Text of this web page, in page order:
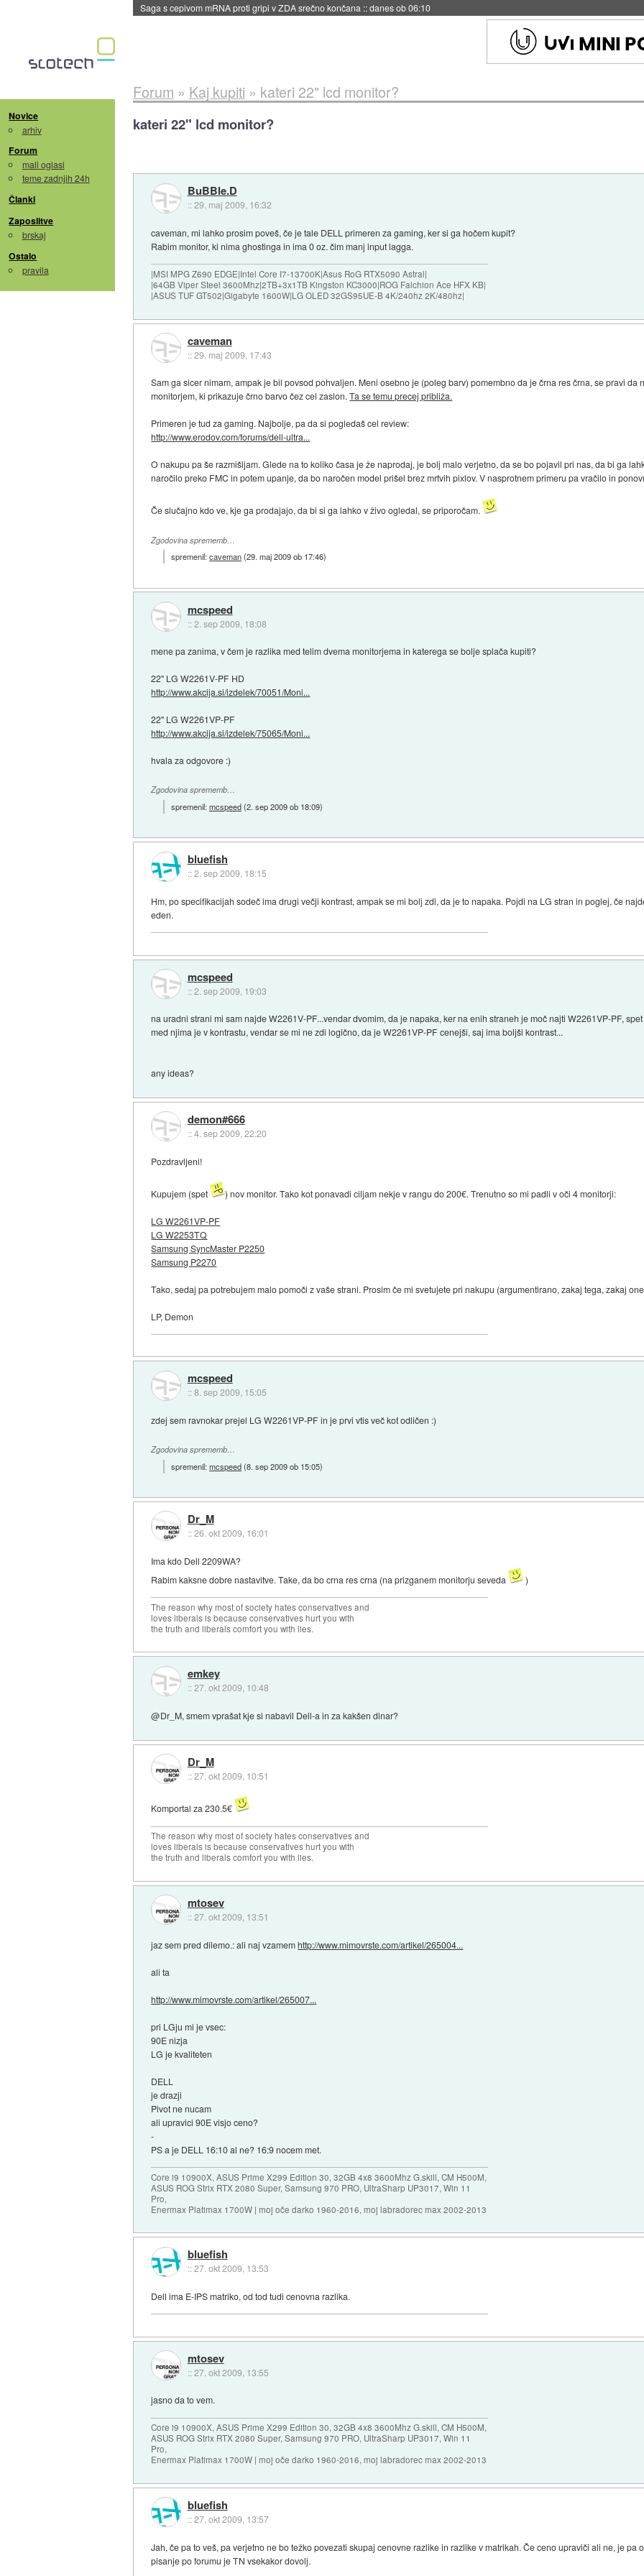
BMW v vozilih začel predvajati reklame::danes ob 06:09
Novice
arhiv
Forum
mali oglasi
teme zadnjih 24h
Članki
Zaposlitve
brskaj
Ostalo
pravila
Forum » Kaj kupiti » kateri 22" lcd monitor?
kateri 22" lcd monitor?
BuBBle.D
::29. maj 2009, 16:32
caveman, mi lahko prosim poveš, če je tale DELL primeren za gaming, ker si ga hočem kupit?
Rabim monitor, ki nima ghostinga in ima 0 oz. čim manj input lagga.
|MSI MPG Z690 EDGE|Intel Core I7-13700K|Asus RoG RTX5090 Astral|
|64GB Viper Steel 3600Mhz|2TB+3x1TB Kingston KC3000|ROG Falchion Ace HFX KB|
|ASUS TUF GT502|Gigabyte 1600W|LG OLED 32GS95UE-B 4K/240hz 2K/480hz|
caveman
::29. maj 2009, 17:43
Sam ga sicer nimam, ampak je bil povsod pohvaljen. Meni osebno je (poleg barv) pomembno da je črna res črna, se pravi
monitorjem, ki prikazuje črno barvo čez cel zaslon.Ta se temu precej približa.
Primeren je tud za gaming. Najbolje, pa da si pogledaš cel review:
http://www.erodov.com/forums/dell-ultra...
O nakupu pa še razmišljam. Glede na to koliko časa je že naprodaj, je bolj malo verjetno, da se bo pojavil pri nas, da bi ga
naročilo preko FMC in potem upanje, da bo naročen model prišel brez mrtvih pixlov. V nasprotnem primeru pa vračilo in
Če slučajno kdo ve, kje ga prodajajo, da bi si ga lahko v živo ogledal, se priporočam.
Zgodovina sprememb…
spremenil:caveman(29. maj 2009 ob 17:46)
mcspeed
::2. sep 2009, 18:08
mene pa zanima, v čem je razlika med telim dvema monitorjema in katerega se bolje splača kupiti?
22'' LG W2261V-PF HD
http://www.akcija.si/izdelek/70051/Moni...
22'' LG W2261VP-PF
http://www.akcija.si/izdelek/75065/Moni...
hvala za odgovore :)
Zgodovina sprememb…
spremenil:mcspeed(2. sep 2009 ob 18:09)
bluefish
::2. sep 2009, 18:15
Hm, po specifikacijah sodeč ima drugi večji kontrast, ampak se mi bolj zdi, da je to napaka. Pojdi na LG stran in poglej, če
eden.
mcspeed
::2. sep 2009, 19:03
na uradni strani mi sam najde W2261V-PF...vendar dvomim, da je napaka, ker na enih straneh je moč najti W2261VP-PF,
med njima je v kontrastu, vendar se mi ne zdi logično, da je W2261VP-PF cenejši, saj ima boljši kontrast...
any ideas?
demon#666
::4. sep 2009, 22:20
Pozdravljeni!
Kupujem (spet ) nov monitor. Tako kot ponavadi ciljam nekje v rangu do 200€. Trenutno so mi padli v oči 4 monitorji:
LG W2261VP-PF
LG W2253TQ
Samsung SyncMaster P2250
Samsung P2270
Tako, sedaj pa potrebujem malo pomoči z vaše strani. Prosim če mi svetujete pri nakupu (argumentirano, zakaj tega, zakaj
LP, Demon
mcspeed
::8. sep 2009, 15:05
zdej sem ravnokar prejel LG W2261VP-PF in je prvi vtis več kot odličen :)
Zgodovina sprememb…
spremenil:mcspeed(8. sep 2009 ob 15:05)
Dr_M
::26. okt 2009, 16:01
Ima kdo Dell 2209WA?
Rabim kaksne dobre nastavitve. Take, da bo crna res crna (na prizganem monitorju seveda
)
The reason why most of society hates conservatives and
loves liberals is because conservatives hurt you with
the truth and liberals comfort you with lies.
emkey
::27. okt 2009, 10:48
@Dr_M, smem vprašat kje si nabavil Dell-a in za kakšen dinar?
Dr_M
::27. okt 2009, 10:51
Komportal za 230.5€
The reason why most of society hates conservatives and
loves liberals is because conservatives hurt you with
the truth and liberals comfort you with lies.
mtosev
::27. okt 2009, 13:51
jaz sem pred dilemo.: ali naj vzamemhttp://www.mimovrste.com/artikel/265004...
ali ta
http://www.mimovrste.com/artikel/265007...
pri LGju mi je vsec:
90E nizja
LG je kvaliteten
DELL
je drazji
Pivot ne nucam
ali upravici 90E visjo ceno?
-
PS a je DELL 16:10 al ne? 16:9 nocem met.
Core i9 10900X, ASUS Prime X299 Edition 30, 32GB 4x8 3600Mhz G.skill, CM H500M,
ASUS ROG Strix RTX 2080 Super, Samsung 970 PRO, UltraSharp UP3017, Win 11
Pro,
Enermax Platimax 1700W | moj oče darko 1960-2016, moj labradorec max 2002-2013
bluefish
::27. okt 2009, 13:53
Dell ima E-IPS matriko, od tod tudi cenovna razlika.
mtosev
::27. okt 2009, 13:55
jasno da to vem.
Core i9 10900X, ASUS Prime X299 Edition 30, 32GB 4x8 3600Mhz G.skill, CM H500M,
ASUS ROG Strix RTX 2080 Super, Samsung 970 PRO, UltraSharp UP3017, Win 11
Pro,
Enermax Platimax 1700W | moj oče darko 1960-2016, moj labradorec max 2002-2013
bluefish
::27. okt 2009, 13:57
Jah, če pa to veš, pa verjetno ne bo težko povezati skupaj cenovne razlike in razlike v matrikah. Če ceno upraviči ali ne, je pa
pisanje po forumu je TN vsekakor dovolj.